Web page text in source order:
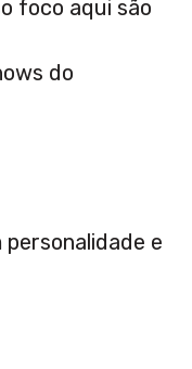
foco aqui são
do
personalidade e